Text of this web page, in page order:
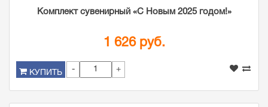
Комплект сувенирный «С Новым 2025 годом!»
1 626 руб.
КУПИТЬ - +